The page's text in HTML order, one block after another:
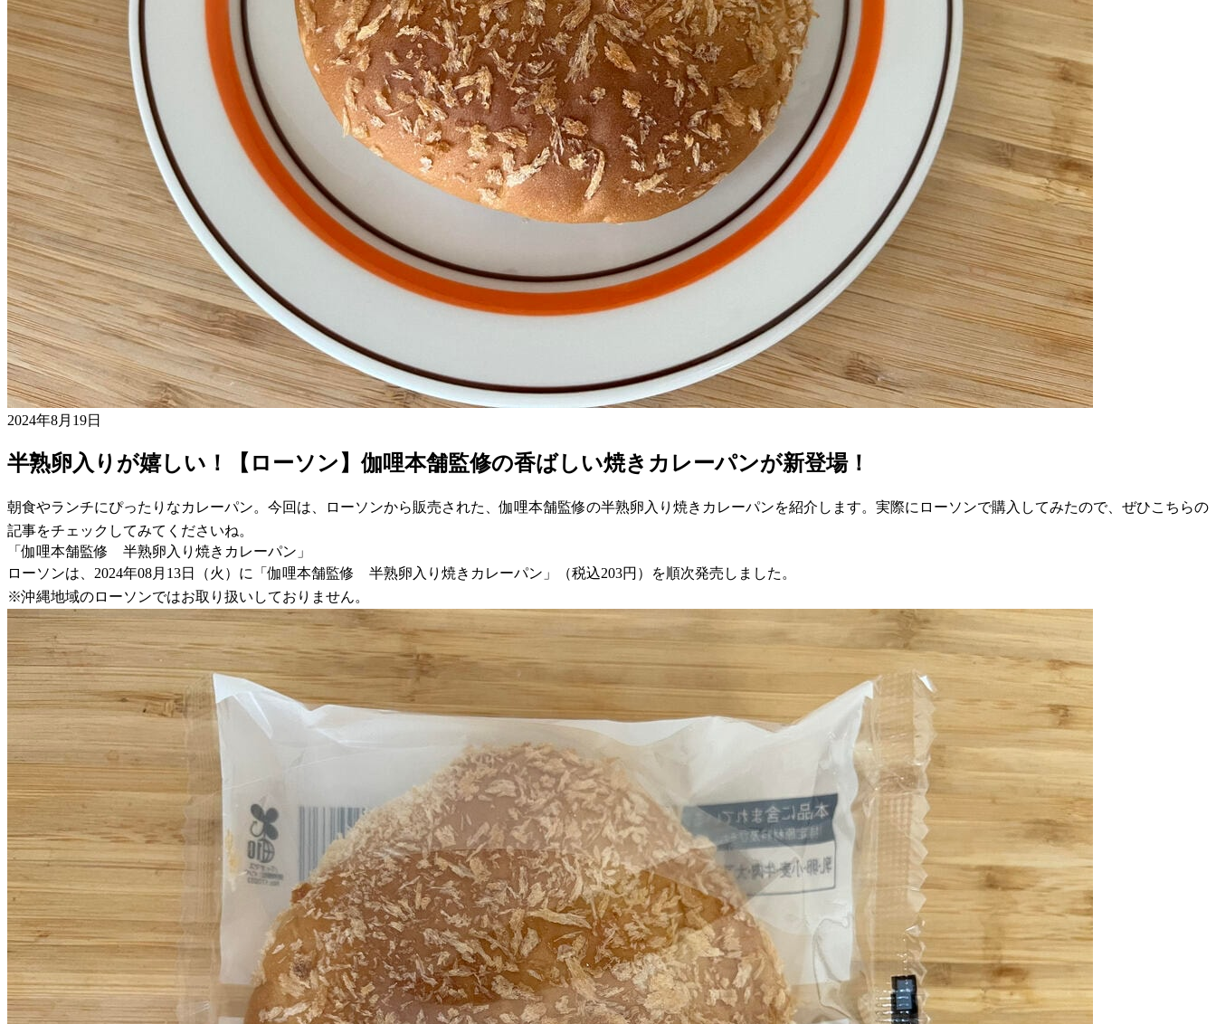
2024年8月19日
半熟卵入りが嬉しい！【ローソン】伽哩本舗監修の香ばしい焼きカレーパンが新登場！
朝食やランチにぴったりなカレーパン。今回は、ローソンから販売された、伽哩本舗監修の半熟卵入り焼きカレーパンを紹介します。実際にローソンで購入してみたので、ぜひこちらの
記事をチェックしてみてくださいね。
「伽哩本舗監修 半熟卵入り焼きカレーパン」
ローソンは、2024年08月13日（火）に「伽哩本舗監修 半熟卵入り焼きカレーパン」（税込203円）を順次発売しました。
※沖縄地域のローソンではお取り扱いしておりません。